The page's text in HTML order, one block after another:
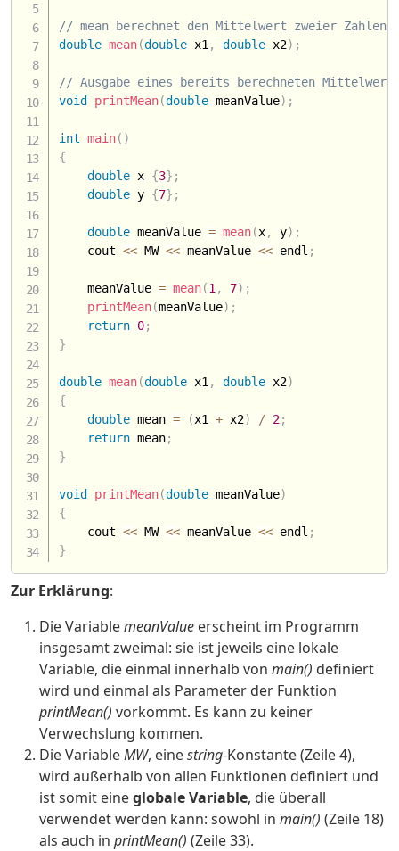
// mean berechnet den Mittelwert zweier Zahlen
double mean(double x1 , double x2) ;
// Ausgabe eines bereits berechneten
void
printMean(double meanValue) ;
int main( )
{
double x {3} ;
double y {7} ;
double meanValue = mean(x, y) ;
    cout
<< MW << meanValue << endl ;
    meanValue
= mean(1 , 7) ;
printMean(meanValue) ;
return 0;
}
double mean(double x1 , double x2)
{
double mean = (x1 + x2) / 2;
return mean;
}
void printMean(double meanValue)
{
    cout
<< MW << meanValue << endl ;
}
Zur Erklärung:
Die VariablemeanValue erscheint im Programm
insgesamt zweimal: sie ist jeweils eine lokale
Variable, die einmal innerhalb von main() definiert
wird und einmal als Parameter der Funktion
printMean() vorkommt. Es kann zu keiner
Verwechslung kommen.
Die VariableMW, einestring-Konstante (Zeile 4),
wird außerhalb von allen Funktionen definiert und
ist somit eineglobale Variable, die überall
verwendet werden kann: sowohl in main() (Zeile 18)
als auch in printMean() (Zeile 33).